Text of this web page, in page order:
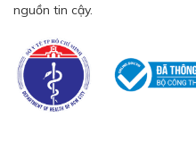
nguồn tin cậy.